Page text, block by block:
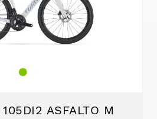
ASFALTO M